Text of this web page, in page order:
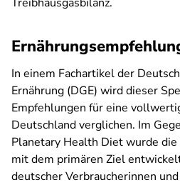
In einem Fachartikel der
Ernährung (DGE) wird dieser
Empfehlungen für eine
Deutschland verglichen. Im
Planetary Health Diet wurde
mit dem primären Ziel
deutscher Verbraucherinnen